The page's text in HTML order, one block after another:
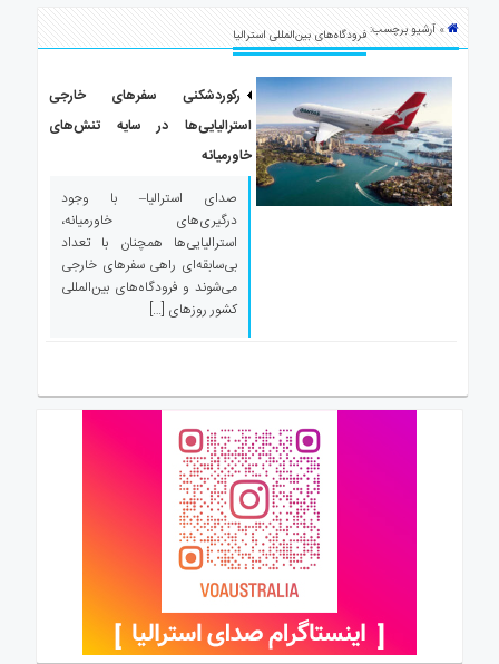
استرالیا
ارتباط
» آرشیو برچسب:فرودگاه‌های بین‌المللی استرالیا
رکوردشکنی سفرهای خارجی
استرالیایی‌ها در سایه تنش‌های
خاورمیانه
صدای استرالیا– با وجود
درگیری‌های خاورمیانه،
استرالیایی‌ها همچنان با تعداد
بی‌سابقه‌ای راهی سفرهای خارجی
می‌شوند و فرودگاه‌های بین‌المللی
کشور روزهای […]